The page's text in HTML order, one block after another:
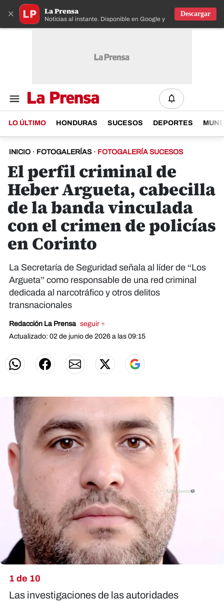
× La Prensa
Noticias al instante. Disponible en Google y IOS
Descargar
LO ÚLTIMO HONDURAS SUCESOS DEPORTES
INICIO · FOTOGALERÍAS · FOTOGALERÍA SUCESOS
El perfil criminal de
Heber Argueta, cabecilla
de la banda vinculada
con el crimen de policías
en Corinto
La Secretaría de Seguridad señala al líder de “Los
Argueta” como responsable de una red criminal
dedicada al narcotráfico y otros delitos
transnacionales
Redacción La Prensa seguir +
Actualizado: 02 de junio de 2026 a las 09:15
1 de 10
Las investigaciones de las autoridades
X